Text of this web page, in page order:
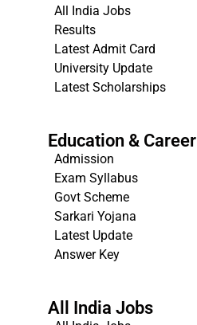
All India Jobs
Results
Latest Admit Card
University Update
Latest Scholarships
Education & Career
Admission
Exam Syllabus
Govt Scheme
Sarkari Yojana
Latest Update
Answer Key
All India Jobs